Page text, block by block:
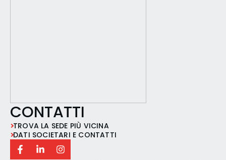
CONTATTI
TROVA LA SEDE PIÙ VICINA
DATI SOCIETARI E CONTATTI